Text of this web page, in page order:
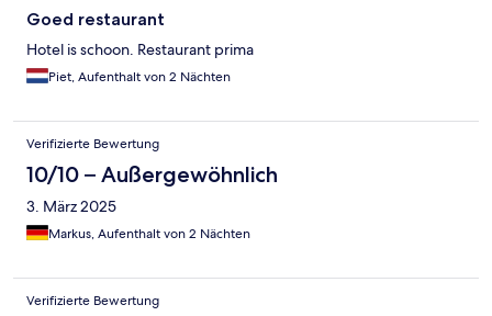
Goed restaurant
Hotel is schoon. Restaurant prima
Piet, Aufenthalt von 2 Nächten
Verifizierte Bewertung
10/10 – Außergewöhnlich
3. März 2025
Markus, Aufenthalt von 2 Nächten
Verifizierte Bewertung